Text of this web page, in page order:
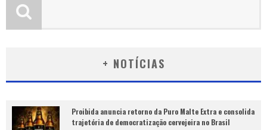
+ NOTÍCIAS
Proibida anuncia retorno da Puro Malte Extra e consolida
trajetória de democratização cervejeira no Brasil